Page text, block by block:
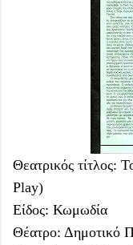
Θεατρικός τίτλος:
Play)
Είδος: Κωμωδία
Θέατρο: Δημοτικό